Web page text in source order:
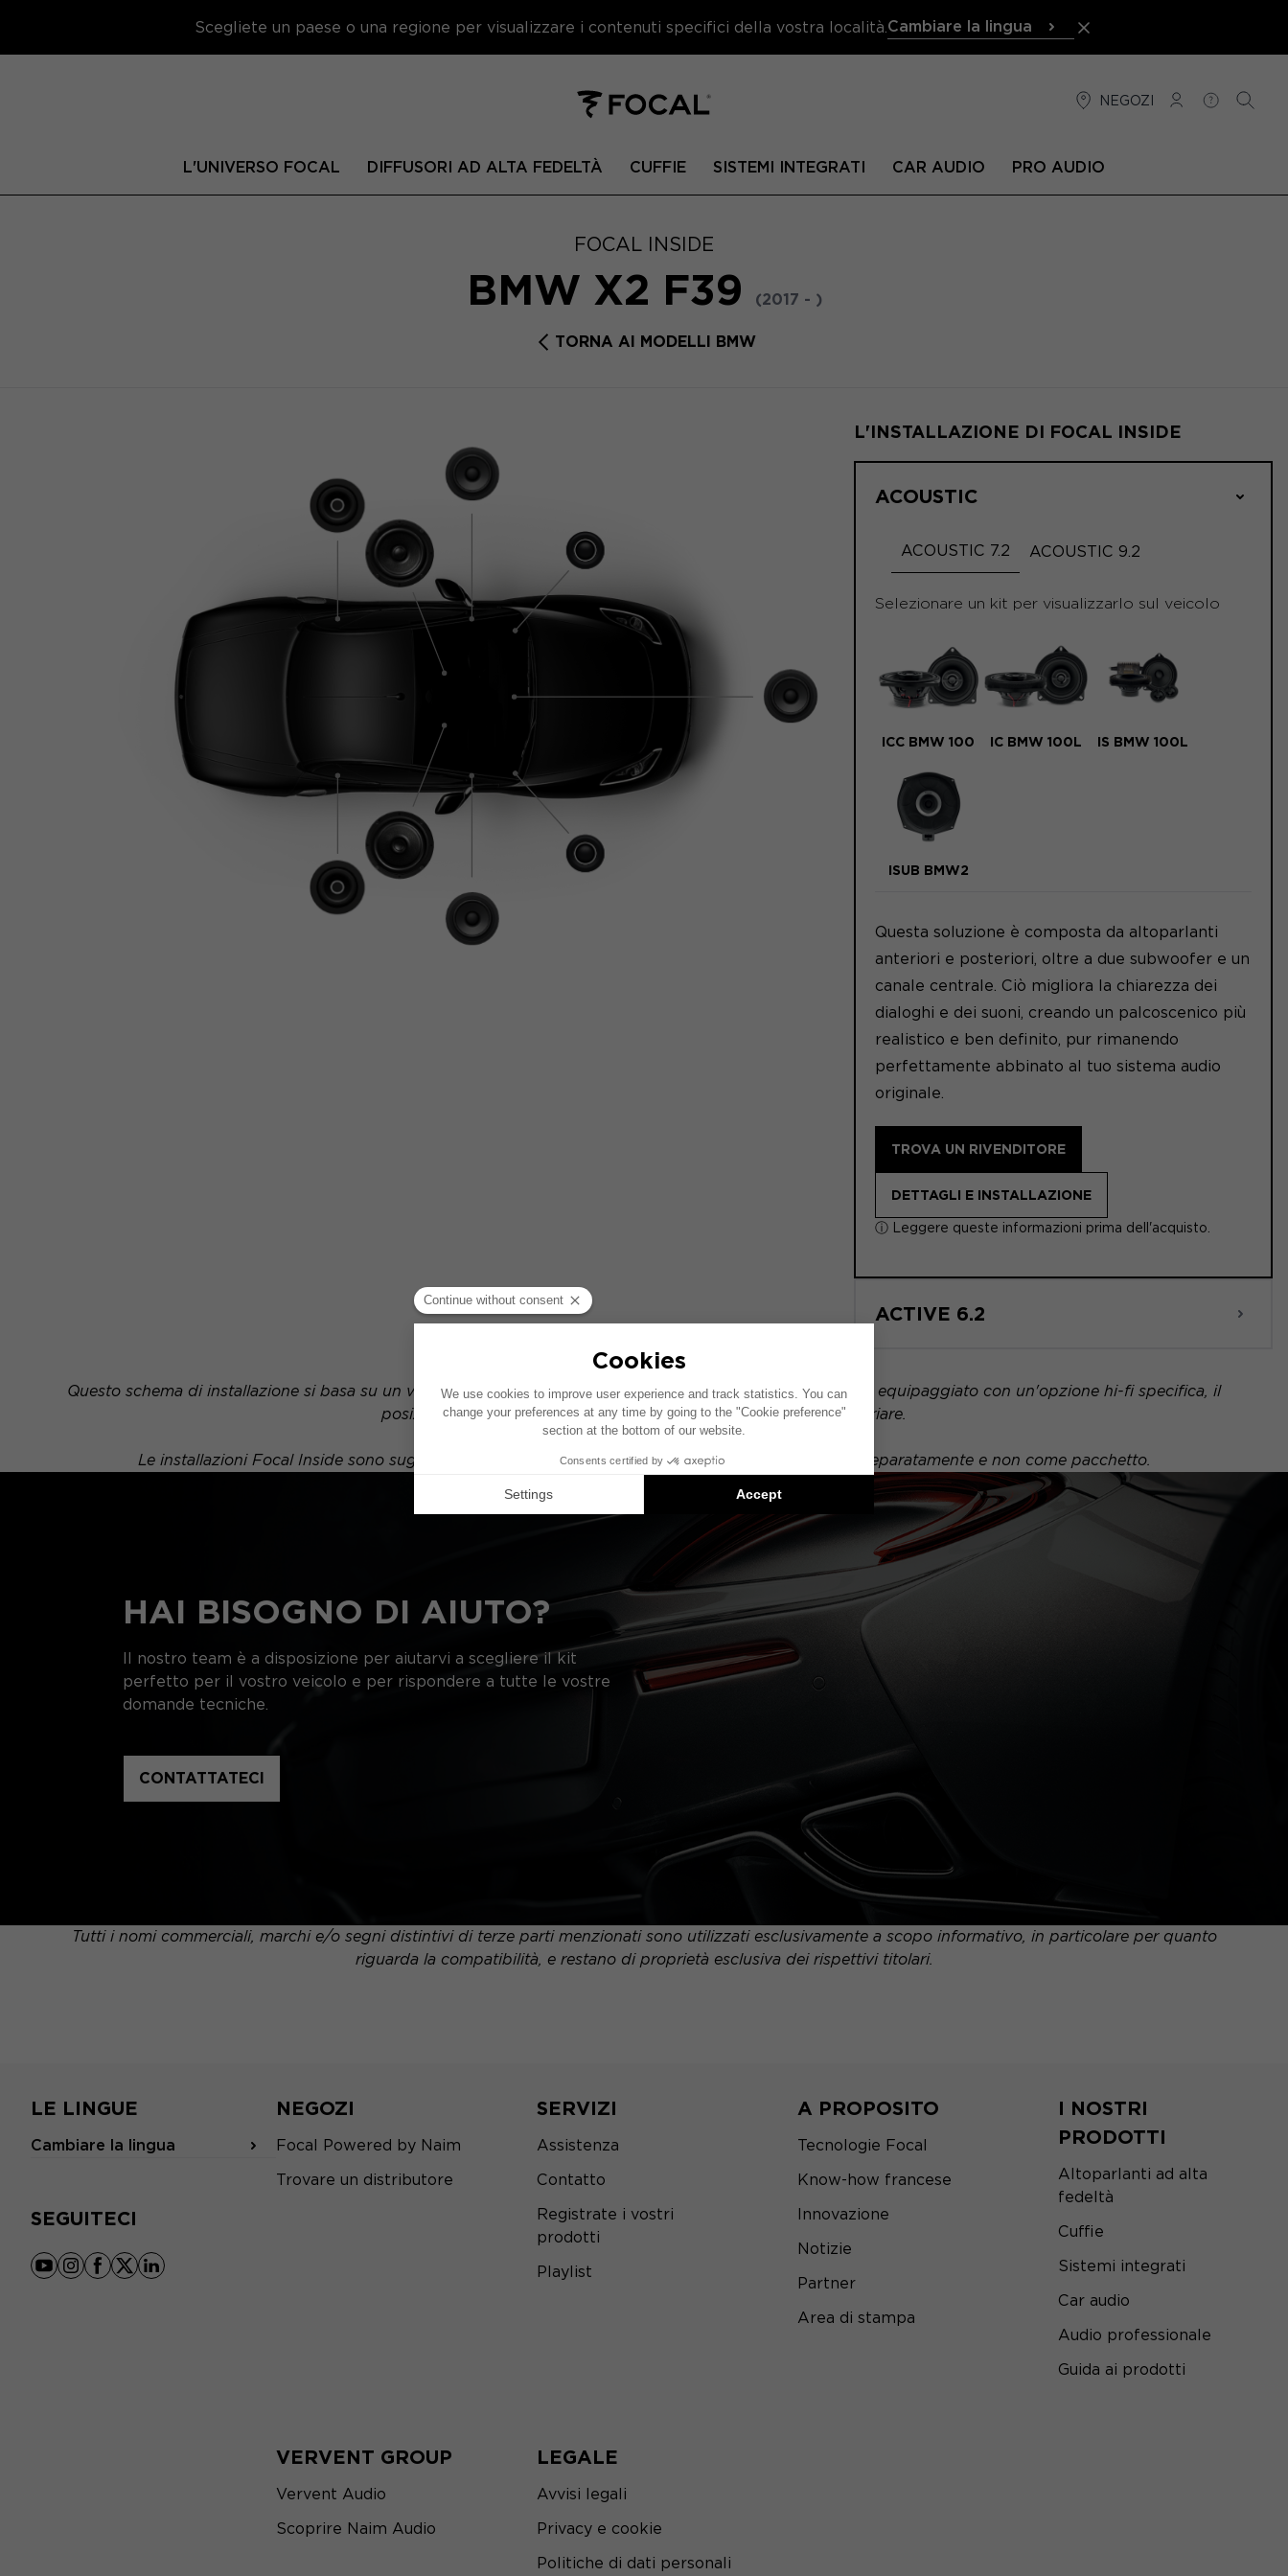
Scegliete un paese o una regione per visualizzare i contenuti specifici della vostra località. Cambiare la lingua
NEGOZI
CONNESSIONE
AIUTO
L'UNIVERSO FOCAL DIFFUSORI AD ALTA FEDELTÀ CUFFIE SISTEMI INTEGRATI CAR AUDIO PRO AUDIO
FOCAL INSIDE
BMW X2 F39 (2017 - )
TORNA AI MODELLI BMW
L'INSTALLAZIONE DI FOCAL INSIDE
ACOUSTIC
ACOUSTIC 7.2 ACOUSTIC 9.2
Selezionare un kit per visualizzarlo sul veicolo
ICC BMW 100 IC BMW 100L IS BMW 100L
ISUB BMW2
Questa soluzione è composta da altoparlanti
anteriori e posteriori, oltre a due subwoofer e un
canale centrale. Ciò migliora la chiarezza dei
dialoghi e dei suoni, creando un palcoscenico più
realistico e ben definito, pur rimanendo
perfettamente abbinato al tuo sistema audio
originale.
TROVA UN RIVENDITORE
DETTAGLI E INSTALLAZIONE
ⓘ Leggere queste informazioni prima dell'acquisto.
ACTIVE 6.2
Questo schema di installazione si basa su un veicolo dotato di un impianto audio di serie. Se il tuo veicolo è equipaggiato con un'opzione hi-fi specifica, il
posizionamento degli elementi indicati nello schema potrebbe variare.
Le installazioni Focal Inside sono suggerimenti di prodotti compatibili: ogni elemento è venduto separatamente e non come pacchetto.
HAI BISOGNO DI AIUTO?
Il nostro team è a disposizione per aiutarvi a scegliere il kit
perfetto per il vostro veicolo e per rispondere a tutte le vostre
domande tecniche.
CONTATTATECI
Tutti i nomi commerciali, marchi e/o segni distintivi di terze parti menzionati sono utilizzati esclusivamente a scopo informativo, in particolare per quanto
riguarda la compatibilità, e restano di proprietà esclusiva dei rispettivi titolari.
LE LINGUE
Cambiare la lingua
SEGUITECI
youtube
instagram
facebook
x linkedin
NEGOZI
Focal Powered by Naim
Trovare un distributore
SERVIZI
Assistenza
Contatto
Registrate i vostri
prodotti
Playlist
A PROPOSITO
Tecnologie Focal
Know-how francese
Innovazione
Notizie
Partner
Area di stampa
I NOSTRI
PRODOTTI
Altoparlanti ad alta
fedeltà
Cuffie
Sistemi integrati
Car audio
Audio professionale
Guida ai prodotti
VERVENT GROUP
Vervent Audio
Scoprire Naim Audio
LEGALE
Avvisi legali
Privacy e cookie
Politiche di dati personali